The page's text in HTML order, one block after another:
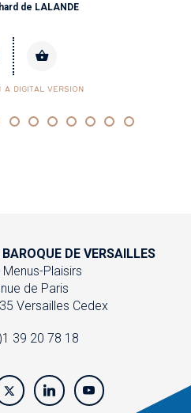
de LALANDE
A DIGITAL VERSION
BAROQUE DE VERSAILLES
Plaisirs
de Paris
Versailles Cedex
39 20 78 18